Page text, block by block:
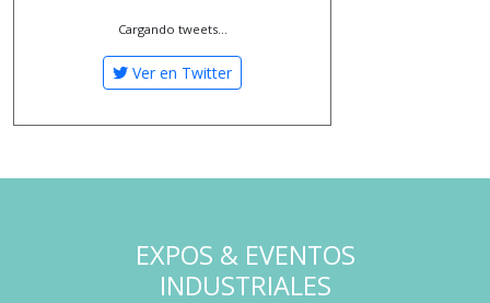
Cargando tweets...
Ver en Twitter
EXPOS & EVENTOS
INDUSTRIALES